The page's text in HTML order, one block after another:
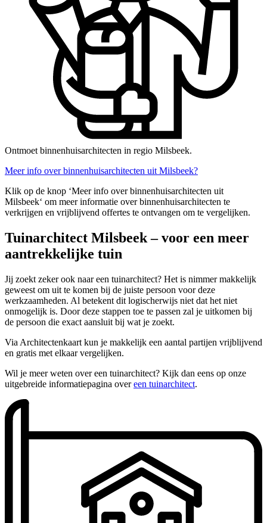
Ontmoet binnenhuisarchitecten in regio Milsbeek.
Meer info over binnenhuisarchitecten uit Milsbeek?
Klik op de knop ‘Meer info over binnenhuisarchitecten uit
Milsbeek‘ om meer informatie over binnenhuisarchitecten te
verkrijgen en vrijblijvend offertes te ontvangen om te vergelijken.
Tuinarchitect Milsbeek – voor een meer
aantrekkelijke tuin
Jij zoekt zeker ook naar een tuinarchitect? Het is nimmer makkelijk
geweest om uit te komen bij de juiste persoon voor deze
werkzaamheden. Al betekent dit logischerwijs niet dat het niet
onmogelijk is. Door deze stappen toe te passen zal je uitkomen bij
de persoon die exact aansluit bij wat je zoekt.
Via Architectenkaart kun je makkelijk een aantal partijen vrijblijvend
en gratis met elkaar vergelijken.
Wil je meer weten over een tuinarchitect? Kijk dan eens op onze
uitgebreide informatiepagina overeen tuinarchitect.